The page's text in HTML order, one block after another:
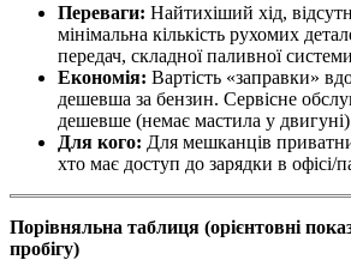
Переваги: Найтихіший хід,
мінімальна кількість рухомих
передач, складної паливної
Економія: Вартість «заправки»
дешевша за бензин. Сервісне
дешевше (немає мастила у
Для кого: Для мешканців
хто має доступ до зарядки в офісі/
Порівняльна таблиця (орієнтовні
пробігу)